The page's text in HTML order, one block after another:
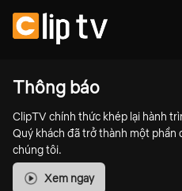
Thông báo
ClipTV chính thức khép lại hành
Quý khách đã trở thành một
chúng tôi.
Xem ngay